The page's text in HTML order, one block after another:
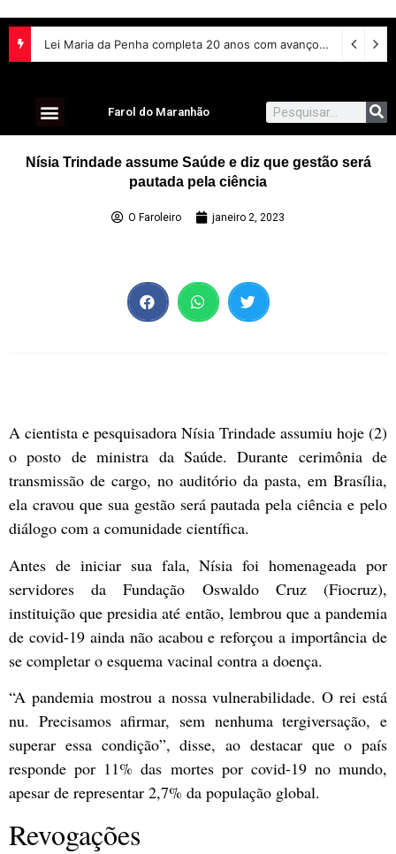
Lei Maria da Penha completa 20 anos com avanços na proteção às mulheres e desafios no combate à violência
Farol do Maranhão
Nísia Trindade assume Saúde e diz que gestão será
pautada pela ciência
O Faroleiro janeiro 2, 2023
A cientista e pesquisadora Nísia Trindade assumiu hoje (2)
o posto de ministra da Saúde. Durante cerimônia de
transmissão de cargo, no auditório da pasta, em Brasília,
ela cravou que sua gestão será pautada pela ciência e pelo
diálogo com a comunidade científica.
Antes de iniciar sua fala, Nísia foi homenageada por
servidores da Fundação Oswaldo Cruz (Fiocruz),
instituição que presidia até então, lembrou que a pandemia
de covid-19 ainda não acabou e reforçou a importância de
se completar o esquema vacinal contra a doença.
“A pandemia mostrou a nossa vulnerabilidade. O rei está
nu. Precisamos afirmar, sem nenhuma tergiversação, e
superar essa condição”, disse, ao destacar que o país
responde por 11% das mortes por covid-19 no mundo,
apesar de representar 2,7% da população global.
Revogações